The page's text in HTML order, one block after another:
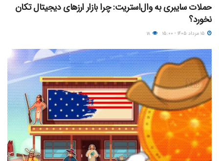
حملات سایبری به وال‌استریت: چرا بازار ارزهای دیجیتال تکان
نخورد؟